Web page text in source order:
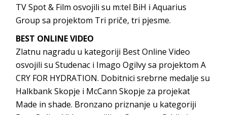
TV Spot & Film osvojili su m:tel BiH i Aquarius
Group sa projektom Tri priče, tri pjesme.
BEST ONLINE VIDEO
Zlatnu nagradu u kategoriji Best Online Video
osvojili su Studenac i Imago Ogilvy sa projektom A
CRY FOR HYDRATION. Dobitnici srebrne medalje su
Halkbank Skopje i McCann Skopje za projekat
Made in shade. Bronzano priznanje u kategoriji